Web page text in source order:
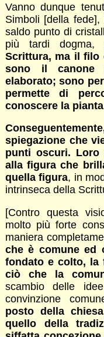
Vanno dunque
Simboli [della
saldo punto di
più tardi dogma,
Scrittura, ma il filo
sono il canone
elaborato; sono
permette di
conoscere la
spiegazione che
punti oscuri. Loro
alla figura che
quella figura, in
intrinseca della
[Contro questa
molto più forte
maniera
che è comune ed
fondato e colto, la
ciò che la
scambio delle
convinzione
posto della
quello della